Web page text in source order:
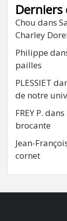
Chou dans
Charley
Philippe
pailles
PLESSIET
de notre
FREY P. dans
brocante
Jean-
cornet